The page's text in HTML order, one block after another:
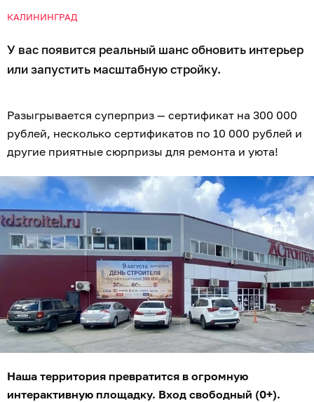
КАЛИНИНГРАД
У вас появится реальный шанс обновить интерьер
или запустить масштабную стройку.
Разыгрывается суперприз — сертификат на 300 000
рублей, несколько сертификатов по 10 000 рублей и
другие приятные сюрпризы для ремонта и уюта!
Наша территория превратится в огромную
интерактивную площадку. Вход свободный (0+).